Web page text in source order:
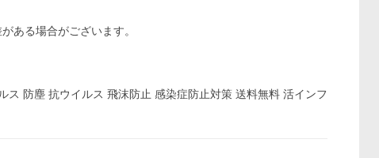
ある場合がございます。
防塵 抗ウイルス 飛沫防止 感染症防止対策 送料無料 活インフ